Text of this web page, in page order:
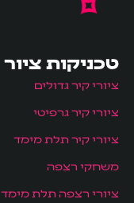
טכניקות ציור
ציורי קיר גדולים
ציורי קיר גרפיטי
ציורי קיר תלת מימד
משחקי רצפה
ציורי רצפה תלת מימד